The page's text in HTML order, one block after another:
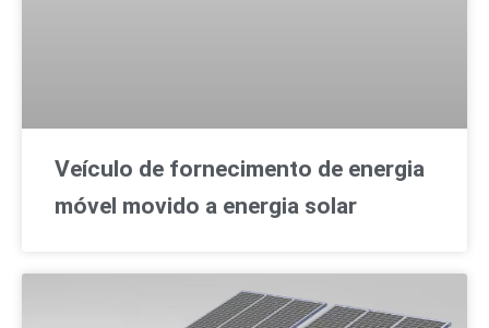
Veículo de fornecimento de energia
móvel movido a energia solar